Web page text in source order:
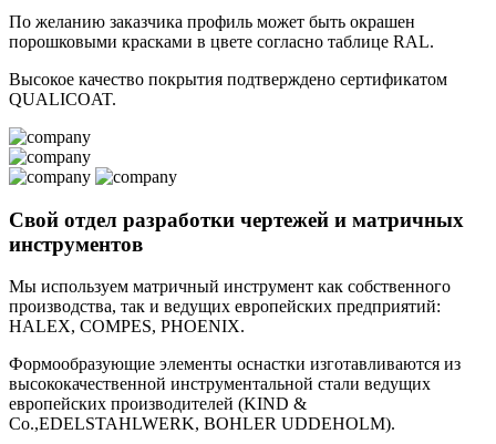
По желанию заказчика профиль может быть окрашен
порошковыми красками в цвете согласно таблице RAL.
Высокое качество покрытия подтверждено сертификатом
QUALICOAT.
Свой отдел разработки чертежей и матричных
инструментов
Мы используем матричный инструмент как собственного
производства, так и ведущих европейских предприятий:
HALEX, COMPES, PHOENIX.
Формообразующие элементы оснастки изготавливаются из
высококачественной инструментальной стали ведущих
европейских производителей (KIND &
Co.,EDELSTAHLWERK, BOHLER UDDEHOLM).